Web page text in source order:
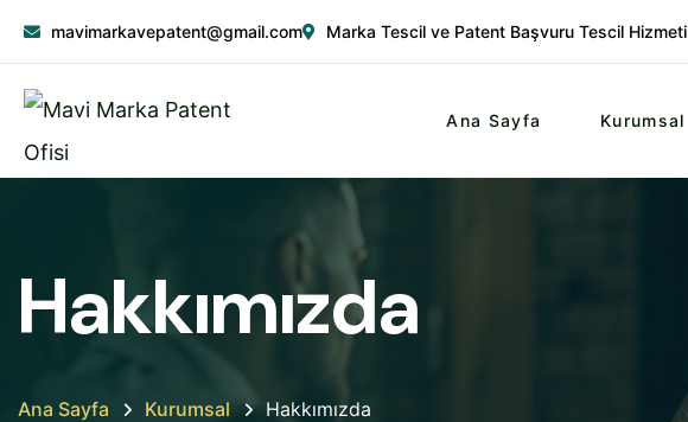
mavimarkavepatent@gmail.com Marka Tescil ve Patent Başvuru Tescil Hizmeti
Ana Sayfa Kurumsal
Hakkımızda
Ana Sayfa Kurumsal Hakkımızda